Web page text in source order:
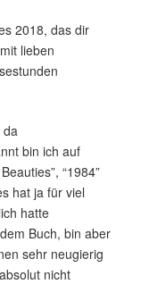
2018, das dir
lieben
bin ich auf
“1984”
hat ja für viel
hatte
Buch, bin aber
sehr neugierig
nicht